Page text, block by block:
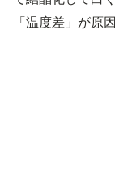
「温度差」が原